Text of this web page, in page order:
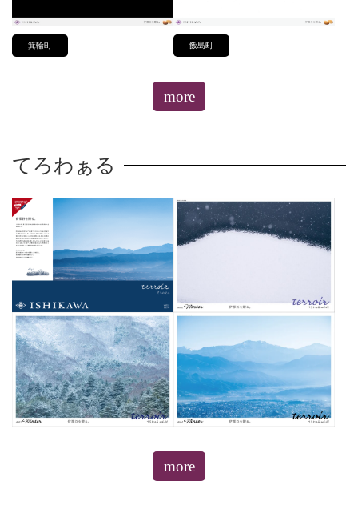
箕輪町 飯島町
more
てろわぁる
more